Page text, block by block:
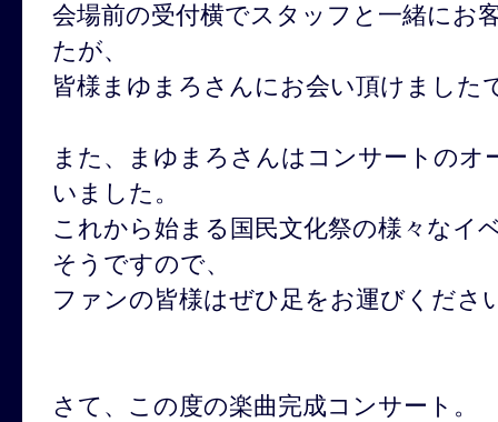
会場前の受付横でスタッフと一緒にお
たが、
皆様まゆまろさんにお会い頂けました
また、まゆまろさんはコンサートの
いました。
これから始まる国民文化祭の様々なイ
そうですので、
ファンの皆様はぜひ足をお運びくださ
さて、この度の楽曲完成コンサート。